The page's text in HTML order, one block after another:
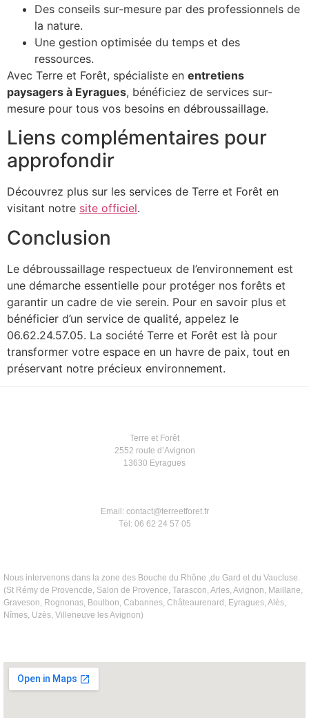
Des conseils sur-mesure par des professionnels de
la nature.
Une gestion optimisée du temps et des
ressources.
Avec Terre et Forêt, spécialiste en entretiens
paysagers à Eyragues, bénéficiez de services sur-
mesure pour tous vos besoins en débroussaillage.
Liens complémentaires pour
approfondir
Découvrez plus sur les services de Terre et Forêt en
visitant notre site officiel.
Conclusion
Le débroussaillage respectueux de l’environnement est
une démarche essentielle pour protéger nos forêts et
garantir un cadre de vie serein. Pour en savoir plus et
bénéficier d’un service de qualité, appelez le
06.62.24.57.05. La société Terre et Forêt est là pour
transformer votre espace en un havre de paix, tout en
préservant notre précieux environnement.
Terre et Forêt
2552 route d’Avignon
13630 Eyragues
Email: contact@terreetforet.fr
Tél: 06 62 24 57 05
Nous intervenons dans la zone des Bouche du Rhône ,du Gard et du Vaucluse.
(St Rémy de Provencde, Salon de Provence, Tarascon, Arles, Avignon, Maillane,
Graveson, Rognonas, Boulbon, Cabannes, Châteaurenard, Eyragues, Alès,
Nîmes, Uzès, Villeneuve les Avignon)